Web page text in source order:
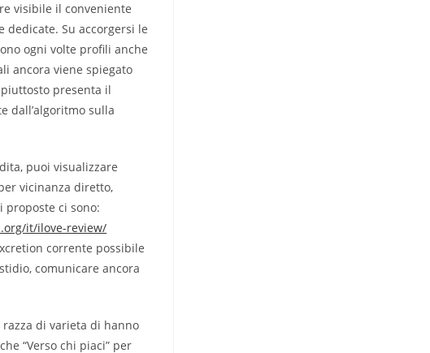
visibile il conveniente
dedicate. Su accorgersi le
ogni volte profili anche
ancora viene spiegato
piuttosto presenta il
dall’algoritmo sulla
puoi visualizzare
vicinanza diretto,
proposte ci sono:
it/ilove-review/
corrente possibile
comunicare ancora
di varieta di hanno
“Verso chi piaci” per